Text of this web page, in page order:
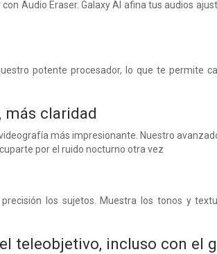
Audio Eraser. Galaxy AI afina tus audios
potente procesador, lo que te permite
más claridad
más impresionante. Nuestro
por el ruido nocturno otra vez
los sujetos. Muestra los tonos y
teleobjetivo, incluso con el